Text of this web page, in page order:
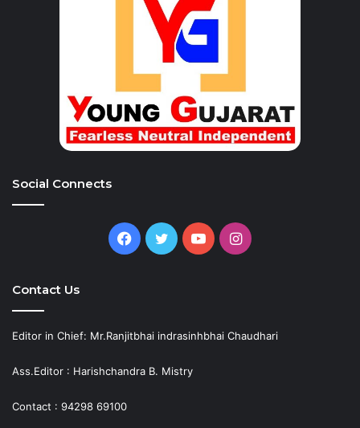
Social Connects
Facebook
TwitterYouTubeInstagram
Contact Us
Editor in Chief: Mr.Ranjitbhai indrasinhbhai Chaudhari
Ass.Editor : Harishchandra B. Mistry
Contact : 94298 69100